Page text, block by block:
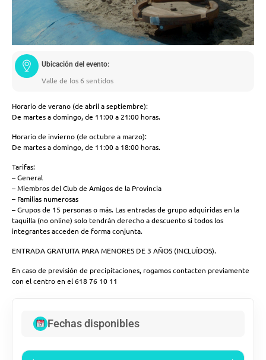
Ubicación del evento:
Valle de los 6 sentidos
Horario de verano (de abril a septiembre):
De martes a domingo, de 11:00 a 21:00 horas.
Horario de invierno (de octubre a marzo):
De martes a domingo, de 11:00 a 18:00 horas.
Tarifas:
– General
– Miembros del Club de Amigos de la Provincia
– Familias numerosas
– Grupos de 15 personas o más. Las entradas de grupo adquiridas en la
taquilla (no online) solo tendrán derecho a descuento si todos los
integrantes acceden de forma conjunta.
ENTRADA GRATUITA PARA MENORES DE 3 AÑOS (INCLUÍDOS).
En caso de previsión de precipitaciones, rogamos contacten previamente
con el centro en el 618 76 10 11
Fechas disponibles